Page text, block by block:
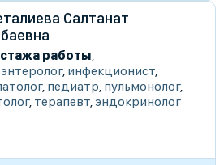
Салтанат
стажа работы
, инфекционист
, педиатр пульмонолог,
, терапевт эндокринолог